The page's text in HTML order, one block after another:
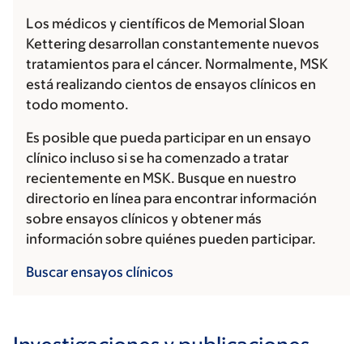
Los médicos y científicos de Memorial Sloan
Kettering desarrollan constantemente nuevos
tratamientos para el cáncer. Normalmente, MSK
está realizando cientos de ensayos clínicos en
todo momento.
Es posible que pueda participar en un ensayo
clínico incluso si se ha comenzado a tratar
recientemente en MSK. Busque en nuestro
directorio en línea para encontrar información
sobre ensayos clínicos y obtener más
información sobre quiénes pueden participar.
Buscar ensayos clínicos